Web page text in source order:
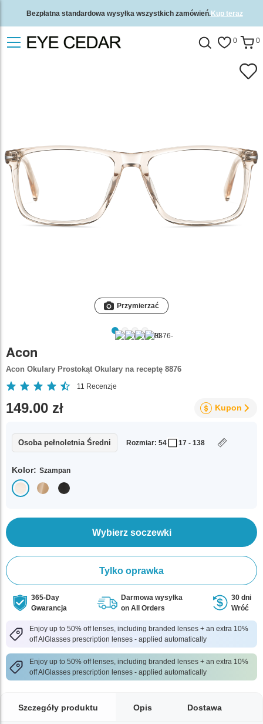
Bezpłatna standardowa wysyłka wszystkich zamówień.Kup teraz
2-letnia gwarancja jakości i 30-dniowa gwarancja zwrotu pieniędzy.
0 0
Przymierzać
Acon
Acon Okulary Prostokąt Okulary na receptę 8876
11 Recenzje
149.00 zł Kupon
Osoba pełnoletnia Średni Rozmiar: 54 17 - 138
Kolor: Szampan
Wybierz soczewki
Tylko oprawka
365-Day
Gwarancja
Darmowa wysyłka
on All Orders
30 dni
Wróć
Enjoy up to 50% off lenses, including branded lenses + an extra 10%
off AlGlasses prescription lenses - applied automatically
Enjoy up to 50% off lenses, including branded lenses + an extra 10%
off AlGlasses prescription lenses - applied automatically
Szczegóły produktu Opis Dostawa